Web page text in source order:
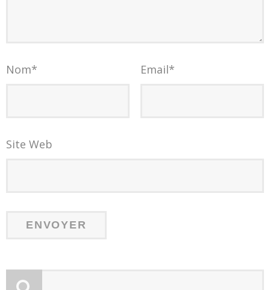
Nom* Email*
Site Web